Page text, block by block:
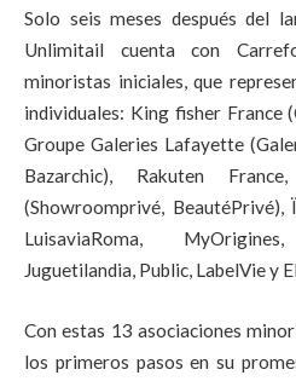
Solo seis meses después del
Unlimitail cuenta con
minoristas iniciales, que
individuales: King fisher France
Groupe Galeries Lafayette
Bazarchic), Rakuten
(Showroomprivé,
LuisaviaRoma,
Juguetilandia, Public, LabelVie y
Con estas 13 asociaciones
los primeros pasos en su